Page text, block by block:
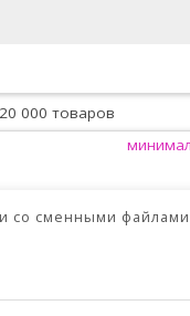
со сменными файлами